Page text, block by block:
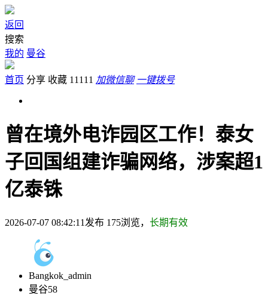
返回
搜索
我的 曼谷
首页 分享 收藏 11111 加微信聊 一键拨号
曾在境外电诈园区工作！泰女
子回国组建诈骗网络，涉案超1
亿泰铢
2026-07-07 08:42:11发布 175浏览， 长期有效
Bangkok_admin
曼谷58